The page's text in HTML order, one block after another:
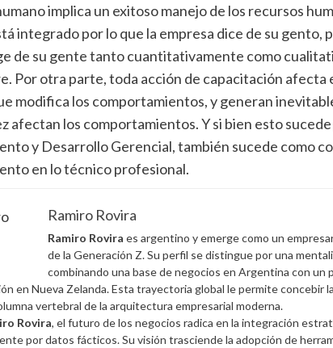
implica un exitoso manejo de los recursos
integrado por lo que la empresa dice de su gento,
de su gente tanto cuantitativamente como
Por otra parte, toda acción de capacitación
modifica los comportamientos, y generan
afectan los comportamientos. Y si bien esto
y Desarrollo Gerencial, también sucede como
en lo técnico profesional.
Ramiro Rovira
Ramiro Rovira es argentino y emerge como un
de la Generación Z. Su perfil se distingue por una
combinando una base de negocios en Argentina con un
en Nueva Zelanda. Esta trayectoria global le permite concebir
vertebral de la arquitectura empresarial moderna.
Rovira, el futuro de los negocios radica en la integración
por datos fácticos. Su visión trasciende la adopción de